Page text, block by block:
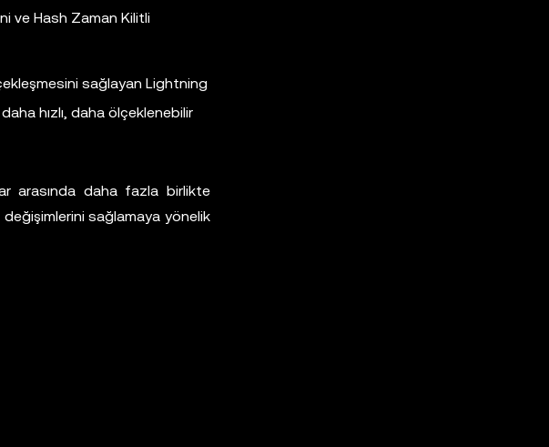
ve Hash Zaman Kilitli
sağlayan Lightning
hızlı, daha ölçeklenebilir
arasında daha fazla birlikte
değişimlerini sağlamaya yönelik